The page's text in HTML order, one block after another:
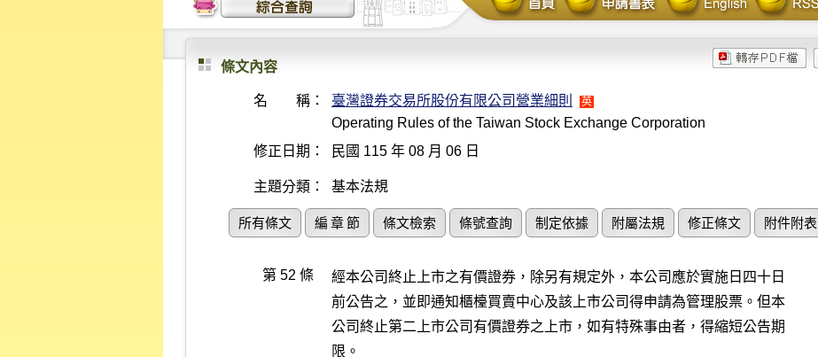
條文內容
名 稱： 臺灣證券交易所股份有限公司營業細則 英
Operating Rules of the Taiwan Stock Exchange Corporation
修正日期：
民國 115 年 08 月 06 日
主題分類： 基本法規
所有條文 編 章 節 條文檢索 條號查詢 制定依據 附屬法規 修正條文 附件附表
第 52 條
經本公司終止上市之有價證券，除另有規定外，本公司應於實施日四十日
前公告之，並即通知櫃檯買賣中心及該上市公司得申請為管理股票。但本
公司終止第二上市公司有價證券之上市，如有特殊事由者，得縮短公告期
限。